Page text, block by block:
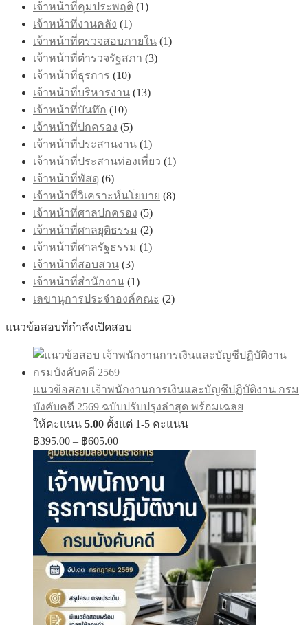
เจ้าหน้าที่คุมประพฤติ (1)
เจ้าหน้าที่งานคลัง (1)
เจ้าหน้าที่ตรวจสอบภายใน (1)
เจ้าหน้าที่ตำรวจรัฐสภา (3)
เจ้าหน้าที่ธุรการ (10)
เจ้าหน้าที่บริหารงาน (13)
เจ้าหน้าที่บันทึก (10)
เจ้าหน้าที่ปกครอง (5)
เจ้าหน้าที่ประสานงาน (1)
เจ้าหน้าที่ประสานท่องเที่ยว (1)
เจ้าหน้าที่พัสดุ (6)
เจ้าหน้าที่วิเคราะห์นโยบาย (8)
เจ้าหน้าที่ศาลปกครอง (5)
เจ้าหน้าที่ศาลยุติธรรม (2)
เจ้าหน้าที่ศาลรัฐธรรม (1)
เจ้าหน้าที่สอบสวน (3)
เจ้าหน้าที่สำนักงาน (1)
เลขานุการประจำองค์คณะ (2)
แนวข้อสอบที่กำลังเปิดสอบ
แนวข้อสอบ เจ้าพนักงานการเงินและบัญชีปฏิบัติงาน กรม
บังคับคดี 2569 ฉบับปรับปรุงล่าสุด พร้อมเฉลย
ให้คะแนน 5.00 ตั้งแต่ 1-5 คะแนน
฿395.00 – ฿605.00Price
range:
฿395.00
through
฿605.00